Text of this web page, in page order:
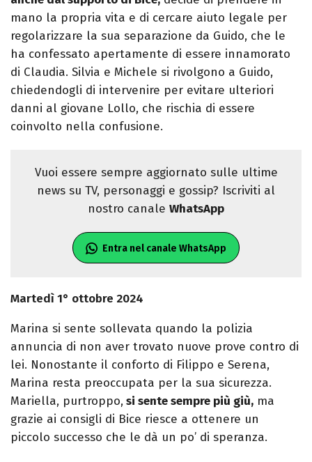
mano la propria vita e di cercare aiuto legale per
regolarizzare la sua separazione da Guido, che le
ha confessato apertamente di essere innamorato
di Claudia. Silvia e Michele si rivolgono a Guido,
chiedendogli di intervenire per evitare ulteriori
danni al giovane Lollo, che rischia di essere
coinvolto nella confusione.
Vuoi essere sempre aggiornato sulle ultime
news su TV, personaggi e gossip? Iscriviti al
nostro canale WhatsApp
Entra nel canale WhatsApp
Martedì 1° ottobre 2024
Marina si sente sollevata quando la polizia
annuncia di non aver trovato nuove prove contro di
lei. Nonostante il conforto di Filippo e Serena,
Marina resta preoccupata per la sua sicurezza.
Mariella, purtroppo, si sente sempre più giù, ma
grazie ai consigli di Bice riesce a ottenere un
piccolo successo che le dà un po’ di speranza.